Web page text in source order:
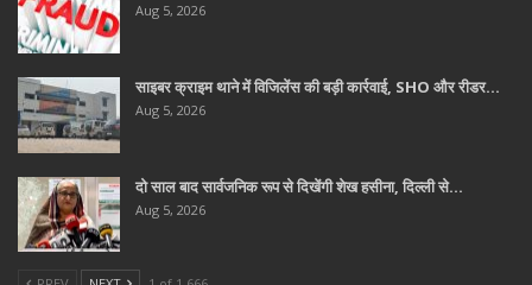
Aug 5, 2026
साइबर क्राइम थाने में विजिलेंस की बड़ी कार्रवाई, SHO और रीडर…
Aug 5, 2026
दो साल बाद सार्वजनिक रूप से दिखेंगी शेख हसीना, दिल्ली से…
Aug 5, 2026